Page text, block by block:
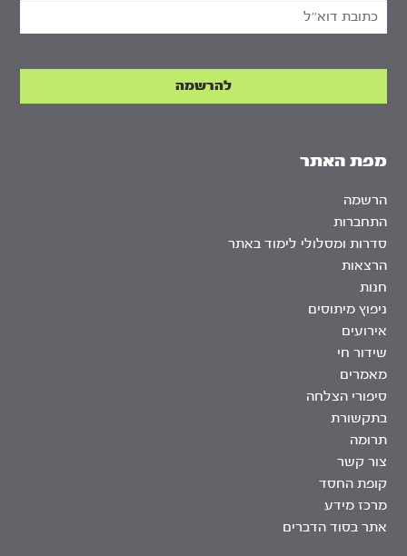
מפת האתר
הרשמה
התחברות
סדרות ומסלולי לימוד באתר
הרצאות
חנות
ניפוץ מיתוסים
אירועים
שידור חי
מאמרים
סיפורי הצלחה
בתקשורת
תרומה
צור קשר
קופת החסד
מרכז מידע
אתר בסוד הדברים